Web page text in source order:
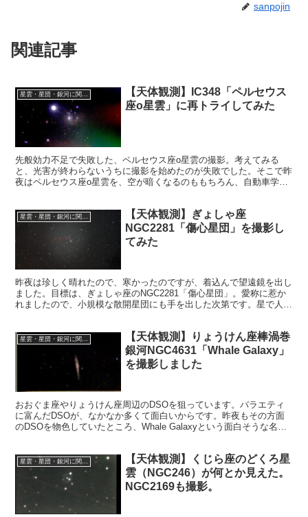
sanpojin
関連記事
星雲・星団・銀河に関する情報
【天体観測】IC348「ペルセウス
座o星雲」に再トライしてみた
先般効力不足で失敗した、ペルセウス座o星雲の撮影。考えてみる
と、光害が終わらないうちに撮影を始めたのが失敗でした。そこで昨
夜はペルセウス座o星雲を、空が暗くなるのももちろん、自動車学校
星雲・星団・銀河に関する情報
【天体観測】ぎょしゃ座
NGC2281「傷心星団」を撮影し
てみた
昨夜は珍しく晴れたので、寒かったのですが、着込んで望遠鏡を出し
ました。目標は、ぎょしゃ座のNGC2281「傷心星団」。愛称に惹か
れましたので、小規模な散開星団にも手を出した次第です。星で人の
【天体観測】りょうけん座棒渦巻
銀河NGC4631「Whale Galaxy」
を撮影しました
おおぐま座やりょうけん座周辺のDSOを狙っています。バラエティ
に富んだDSOが、なかなか多くて面白いからです。昨夜もその方面
のDSOを物色していたところ、Whale Galaxyという面白そうな名前
【天体観測】くじら座のどくろ星
雲（NGC246）が何とか見えた。
NGC2169も撮影。